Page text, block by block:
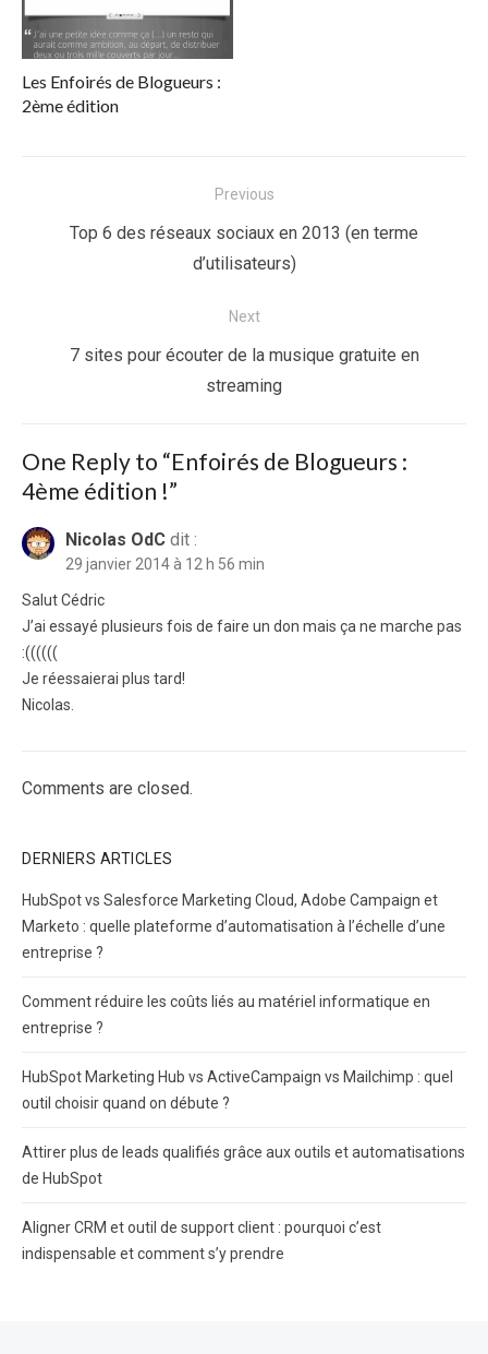
Les Enfoirés de Blogueurs :
2ème édition
Previous
PreviousTop 6 des réseaux sociaux en 2013 (en terme
d’utilisateurs)
Next
7 sites pour écouter de la musique gratuite en
streaming
One Reply to “Enfoirés de Blogueurs :
4ème édition !”
Nicolas OdC dit :
29 janvier 2014 à 12 h 56 min
Salut Cédric
J’ai essayé plusieurs fois de faire un don mais ça ne marche pas
:((((((
Je réessaierai plus tard!
Nicolas.
Comments are closed.
DERNIERS ARTICLES
HubSpot vs Salesforce Marketing Cloud, Adobe Campaign et
Marketo : quelle plateforme d’automatisation à l’échelle d’une
entreprise ?
Comment réduire les coûts liés au matériel informatique en
entreprise ?
HubSpot Marketing Hub vs ActiveCampaign vs Mailchimp : quel
outil choisir quand on débute ?
Attirer plus de leads qualifiés grâce aux outils et automatisations
de HubSpot
Aligner CRM et outil de support client : pourquoi c’est
indispensable et comment s’y prendre